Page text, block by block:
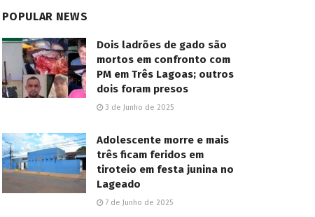
POPULAR NEWS
Dois ladrões de gado são
mortos em confronto com
PM em Três Lagoas; outros
dois foram presos
3 de Junho de 2025
Adolescente morre e mais
três ficam feridos em
tiroteio em festa junina no
Lageado
7 de Junho de 2025